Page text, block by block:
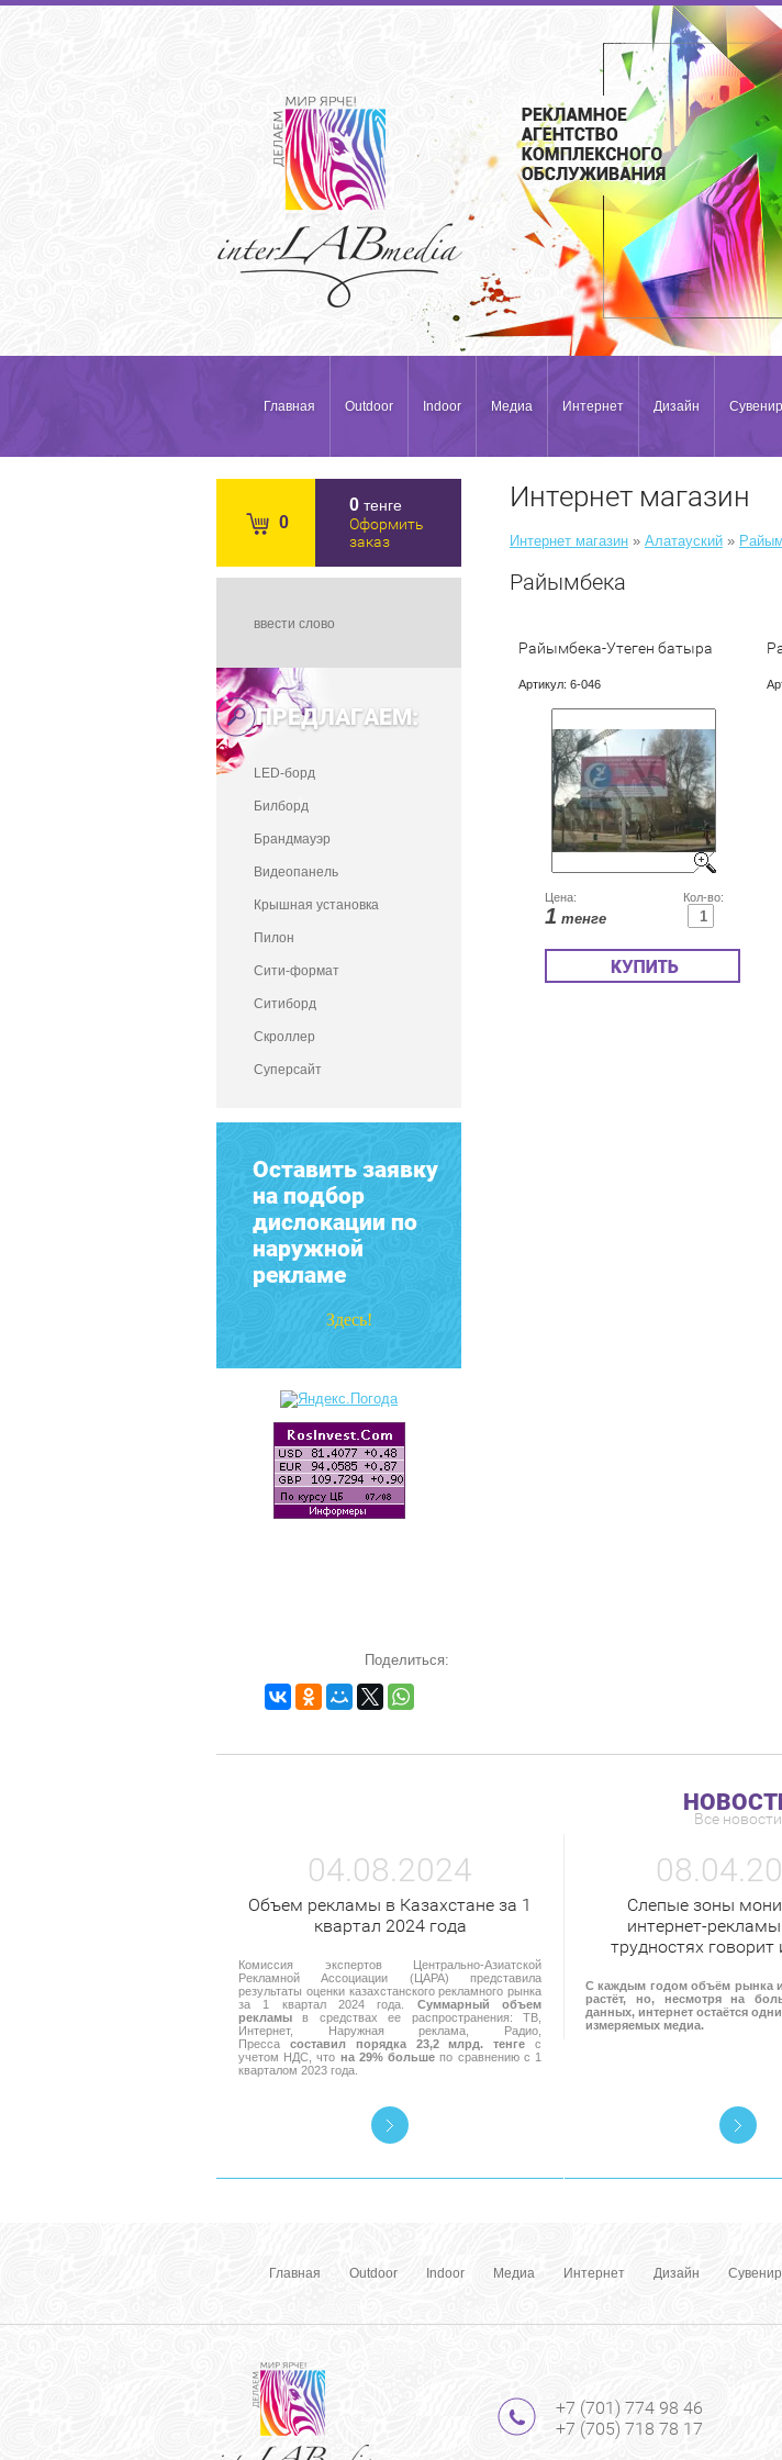
Главная Outdoor Indoor Медиа Интернет Дизайн
0
0 тенге
Оформить
заказ
ПРЕДЛАГАЕМ:
LED-борд
Билборд
Брандмауэр
Видеопанель
Крышная установка
Пилон
Сити-формат
Ситиборд
Скроллер
Суперсайт
Оставить заявку
на подбор
дислокации по
наружной
рекламе
Здесь!
Поделиться:
Интернет магазин
Интернет магазин » Алатауский »
Райымбека
Райымбека-Утеген батыра
Артикул: 6-046
Цена:
1 тенге
Кол-во:
Все новости
04.08.2024
Объем рекламы в Казахстане за 1
квартал 2024 года
Комиссия экспертов Центрально-Азиатской
Рекламной Ассоциации (ЦАРА) представила
результаты оценки казахстанского рекламного рынка
за 1 квартал 2024 года. Суммарный объем
рекламы в средствах ее распространения: ТВ,
Интернет, Наружная реклама, Радио,
Пресса составил порядка 23,2 млрд. тенге с
учетом НДС, что на 29% больше по сравнению с 1
кварталом 2023 года.
Слепые зоны
интернет-
трудностях говорит
С каждым годом объём рынка
растёт, но, несмотря на
данных, интернет остаётся
измеряемых медиа.
Главная Outdoor Indoor Медиа Интернет Дизайн
+7 (701) 774 98 46
+7 (705) 718 78 17